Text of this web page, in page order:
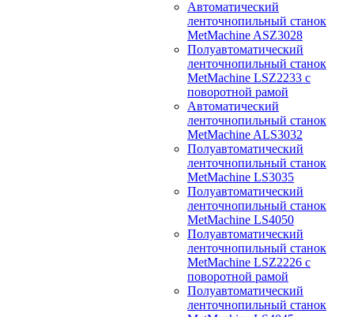
Автоматический
ленточнопильный станок
MetMachine ASZ3028
Полуавтоматический
ленточнопильный станок
MetMachine LSZ2233 с
поворотной рамой
Автоматический
ленточнопильный станок
MetMachine ALS3032
Полуавтоматический
ленточнопильный станок
MetMachine LS3035
Полуавтоматический
ленточнопильный станок
MetMachine LS4050
Полуавтоматический
ленточнопильный станок
MetMachine LSZ2226 с
поворотной рамой
Полуавтоматический
ленточнопильный станок